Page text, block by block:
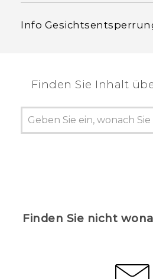
Info
Finden Sie Inhalt
Finden Sie nicht